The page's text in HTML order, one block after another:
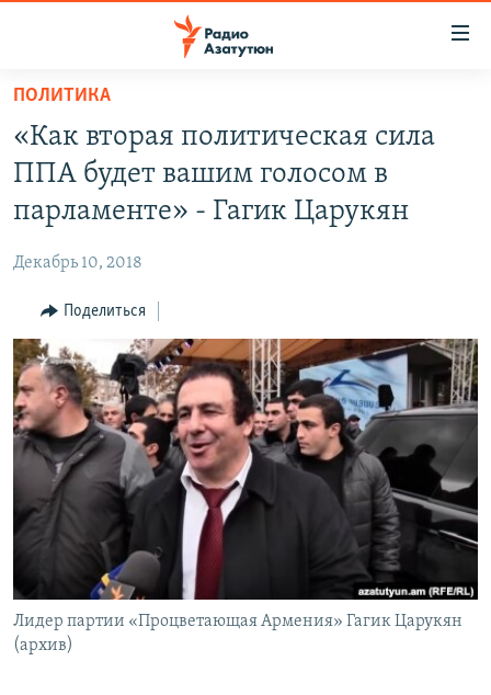
Перейти
основному
содержанию
основной
навигации
Перейти
поиску
НОВОСТИ
ПОЛИТИКА
ЭКОНОМИКА
РЕГИОН
НАГОРНЫЙ КАРАБАХ
КУЛЬТУРА
СПОРТ
АРХИВ
Հայերեն
Русский
ПОЛИТИКА
«Как вторая политическая сила
ППА будет вашим голосом в
парламенте» - Гагик Царукян
Декабрь 10, 2018
Поделиться
Лидер партии «Процветающая Армения» Гагик Царукян
(архив)